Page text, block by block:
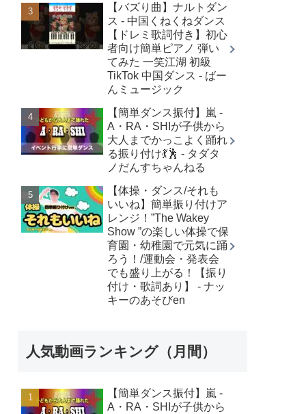
【バズり曲】ナルトダン
ス - 中国くねくねダンス
【ドレミ歌詞付き】初心
者向け簡単ピアノ 弾い
てみた 一笑江湖 初級
TikTok 中国ダンス - ばー
んミュージック
【簡単ダンス振付】嵐 -
A・RA・SHIが子供から
大人までかっこよく踊れ
る振り付け💃🕺 - タダタ
ノだんすちゃんねる
【体操・ダンス/それも
いいね】簡単振り付けア
レンジ！”The Wakey
Show ”の楽しい体操で保
育園・幼稚園で元気に踊
ろう！/運動会・発表会
でも盛り上がる！【振り
付け・歌詞あり】 - ナッ
キーのあそびen
人気動画ランキング（月間）
【簡単ダンス振付】嵐 -
A・RA・SHIが子供から